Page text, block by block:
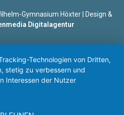
Gymnasium Höxter | Design &
Digitalagentur
Technologien von Dritten,
stetig zu verbessern und
Interessen der Nutzer